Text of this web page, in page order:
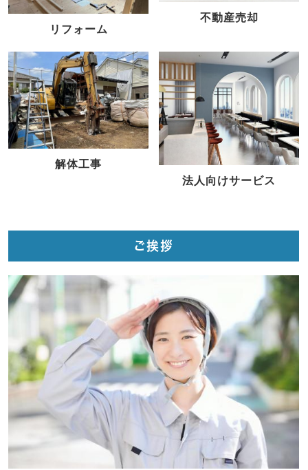
リフォーム
不動産売却
解体工事
法人向けサービス
ご挨拶